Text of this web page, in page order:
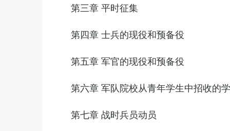
第三章 平时征集
第四章 士兵的现役和预备役
第五章 军官的现役和预备役
第六章 军队院校从青年学生中招收的
第七章 战时兵员动员